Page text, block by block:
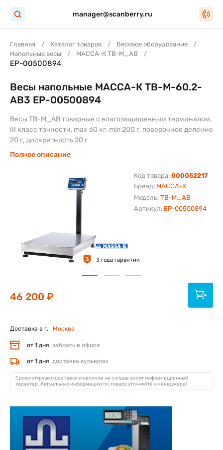
manager@scanberry.ru
Главная Каталог товаров
Весовое оборудование
Напольные весы
МАССА-К TB-M_AB
EP-00500894
Бренд: МАССА-К
Модель: TB-M_AB
Код товара: 000052217
Артикул: EP-00500894
Весы напольные МАССА-К TB-M-60.2-
АB3 ЕР-00500894
Весы TB-M_AB товарные с влагозащищенным терминалом,
III класс точности, max 60 кг, min 200 г, поверочное деление
20 г, дискретность 20 г
Полное описание
3 3 года гарантии
46 200 ₽
Доставка в г. Москва
от 1 дня забрать в офисе
от 1 дня доставка курьером
Сроки отгрузки/доставки и наличие на складе носят информационный
характер. Актуальную информацию по товару уточняйте у менеджера!